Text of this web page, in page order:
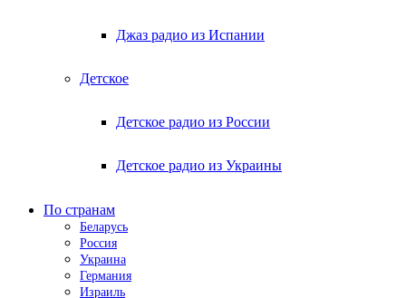
Джаз радио из Испании
Детское
Детское радио из России
Детское радио из Украины
По странам
Беларусь
Россия
Украина
Германия
Израиль